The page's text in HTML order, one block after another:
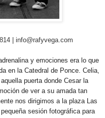
| info@rafyvega.com
y emociones era lo que
en la Catedral de Ponce. Celia,
puerta donde Cesar la
de ver a su amada tan
nos dirigimos a la plaza Las
sesión fotográfica para